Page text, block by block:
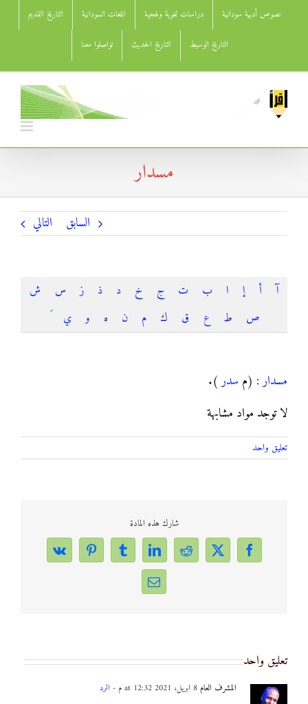
نصوص أدبية سودانية دراسات لغوية ولهجية اللغات السودانية التاريخ القديم
التاريخ الوسيط التاريخ الحديث تواصلوا معنا
مسدار
السابق التالي
آ أ إ ا ب ت ج خ د ذ ز س
ش
ص
ط ع ق ك م ن ه و ي
مسدار: (م سدر).
لا توجد مواد مشابهة
تعليق واحد
شارك هذه المادة
Facebook
X
Reddit
LinkedIn
Tumblr
Pinterest
Vk
Email
تعليق واحد
المشرف العام - الرد